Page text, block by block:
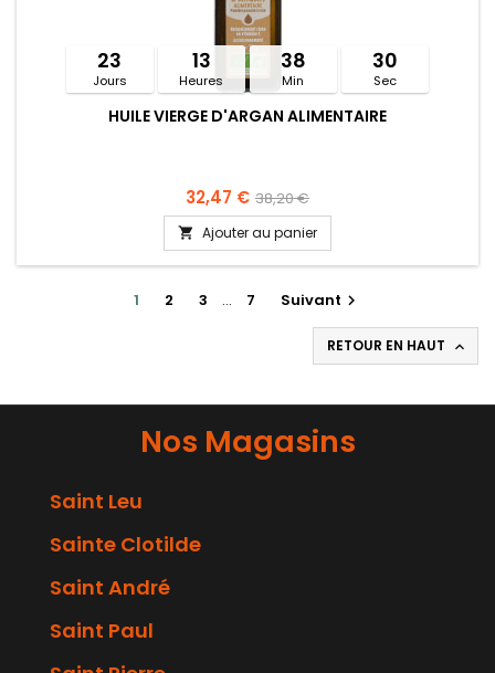
23
Jours
13
Heures
38
Min
30
Sec
HUILE VIERGE D'ARGAN ALIMENTAIRE
32,47 € 38,20 €
 Ajouter au panier
1 2 3 … 7 Suivant 
RETOUR EN HAUT 
Nos Magasins
Saint Leu
Sainte Clotilde
Saint André
Saint Paul